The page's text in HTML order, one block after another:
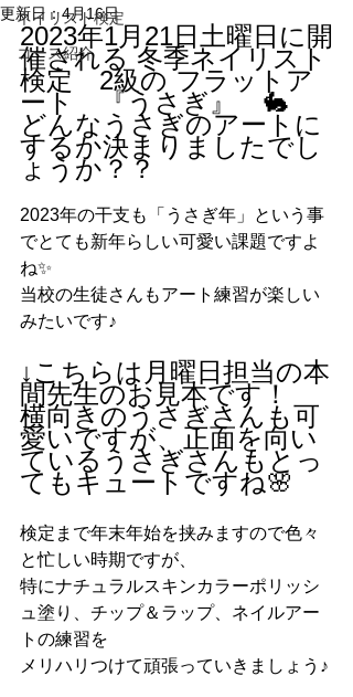
ネイリスト検定
コース紹介
更新日：4月16日
2023年1月21日土曜日に開
催される 冬季ネイリスト
検定　2級の フラットア
ート　『うさぎ』　🐇
どんなうさぎのアートに
するか決まりましたでし
ょうか？？
2023年の干支も「うさぎ年」という事
でとても新年らしい可愛い課題ですよ
ね✨
当校の生徒さんもアート練習が楽しい
みたいです♪
↓こちらは月曜日担当の本
間先生のお見本です！
横向きのうさぎさんも可
愛いですが、正面を向い
ているうさぎさんもとっ
てもキュートですね🌸
検定まで年末年始を挟みますので色々
と忙しい時期ですが、
特にナチュラルスキンカラーポリッシ
ュ塗り、チップ＆ラップ、ネイルアー
トの練習を
メリハリつけて頑張っていきましょう♪